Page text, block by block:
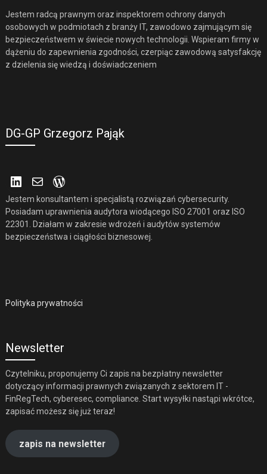
Jestem radcą prawnym oraz inspektorem ochrony danych
osobowych w podmiotach z branży IT, zawodowo zajmującym się
bezpieczeństwem w świecie nowych technologii. Wspieram firmy w
dążeniu do zapewnienia zgodności, czerpiąc zawodową satysfakcję
z dzielenia się wiedzą i doświadczeniem
DG-GP Grzegorz Pająk
LinkedIn
Mail
Jestem konsultantem i specjalistą rozwiązań cybersecurity.
Posiadam uprawnienia audytora wiodącego ISO 27001 oraz ISO
22301. Działam w zakresie wdrożeń i audytów systemów
bezpieczeństwa i ciągłości biznesowej.
Polityka prywatności
Newsletter
Czytelniku, proponujemy Ci zapis na bezpłatny newsletter
dotyczący informacji prawnych związanych z sektorem IT -
FinRegTech, cyberesec, compliance. Start wysyłki nastąpi wkrótce,
zapisać możesz się już teraz!
zapis na newsletter